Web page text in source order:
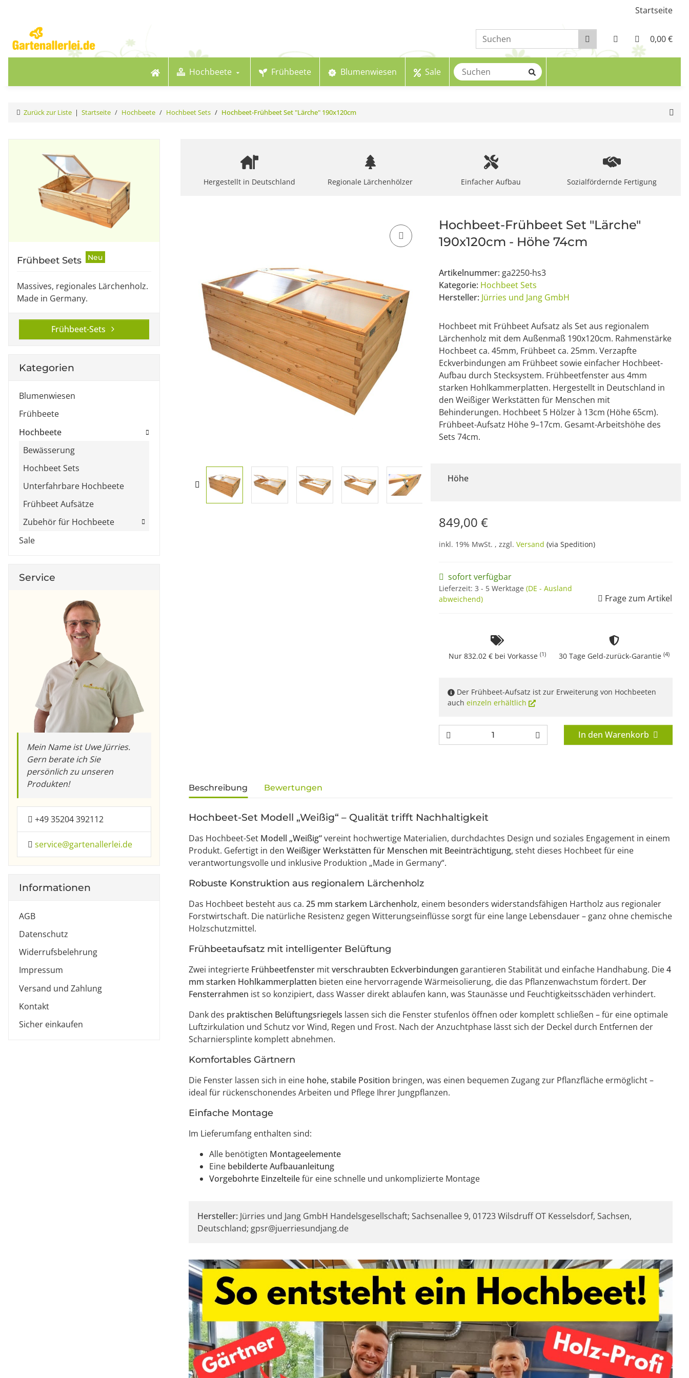
Startseite
0,00 €
Hochbeete Frühbeete Blumenwiesen Sale
Zurück zur Liste Startseite Hochbeete Hochbeet Sets Hochbeet-Frühbeet Set "Lärche" 190x120cm
Hergestellt in Deutschland Regionale Lärchenhölzer Einfacher Aufbau Sozialfördernde Fertigung
Hochbeet-Frühbeet Set "Lärche"
190x120cm - Höhe 74cm
Artikelnummer: ga2250-hs3
Kategorie: Hochbeet Sets
Hersteller: Jürries und Jang GmbH
Hochbeet mit Frühbeet Aufsatz als Set aus regionalem
Lärchenholz mit dem Außenmaß 190x120cm. Rahmenstärke
Hochbeet ca. 45mm, Frühbeet ca. 25mm. Verzapfte
Eckverbindungen am Frühbeet sowie einfacher Hochbeet-
Aufbau durch Stecksystem. Frühbeetfenster aus 4mm
starken Hohlkammerplatten. Hergestellt in Deutschland in
den Weißiger Werkstätten für Menschen mit
Behinderungen. Hochbeet 5 Hölzer à 13cm (Höhe 65cm).
Frühbeet-Aufsatz Höhe 9–17cm. Gesamt-Arbeitshöhe des
Sets 74cm.
Höhe
849,00 €
inkl. 19% MwSt. , zzgl. Versand (via Spedition)
sofort verfügbar
Lieferzeit: 3 - 5 Werktage (DE - Ausland
abweichend)
Frage zum Artikel
Nur 832.02 € bei Vorkasse (1) 30 Tage Geld-zurück-Garantie (4)
Der Frühbeet-Aufsatz ist zur Erweiterung von Hochbeeten
auch einzeln erhältlich
In den Warenkorb
weitere Registerkarten anzeigen
Beschreibung Bewertungen
Hochbeet-Set Modell „Weißig“ – Qualität trifft Nachhaltigkeit
Das Hochbeet-Set Modell „Weißig“vereint hochwertige Materialien, durchdachtes Design und soziales Engagement in einem
Produkt. Gefertigt in den Weißiger Werkstätten für Menschen mit Beeinträchtigung, steht dieses Hochbeet für eine
verantwortungsvolle und inklusive Produktion „Made in Germany“.
Robuste Konstruktion aus regionalem Lärchenholz
Das Hochbeet besteht aus ca. 25 mm starkem Lärchenholz, einem besonders widerstandsfähigen Hartholz aus regionaler
Forstwirtschaft. Die natürliche Resistenz gegen Witterungseinflüsse sorgt für eine lange Lebensdauer – ganz ohne chemische
Holzschutzmittel.
Frühbeetaufsatz mit intelligenter Belüftung
Zwei integrierte Frühbeetfenster mitverschraubten Eckverbindungen garantieren Stabilität und einfache Handhabung. Die4
mm starken Hohlkammerplatten bieten eine hervorragende Wärmeisolierung, die das Pflanzenwachstum fördert. Der
Fensterrahmen ist so konzipiert, dass Wasser direkt ablaufen kann, was Staunässe und Feuchtigkeitsschäden verhindert.
Dank des praktischen Belüftungsriegels lassen sich die Fenster stufenlos öffnen oder komplett schließen – für eine optimale
Luftzirkulation und Schutz vor Wind, Regen und Frost. Nach der Anzuchtphase lässt sich der Deckel durch Entfernen der
Scharniersplinte komplett abnehmen.
Komfortables Gärtnern
Die Fenster lassen sich in eine hohe, stabile Position bringen, was einen bequemen Zugang zur Pflanzfläche ermöglicht –
ideal für rückenschonendes Arbeiten und Pflege Ihrer Jungpflanzen.
Einfache Montage
Im Lieferumfang enthalten sind:
Alle benötigten Montageelemente
Eine bebilderte Aufbauanleitung
Vorgebohrte Einzelteilefür eine schnelle und unkomplizierte Montage
Hersteller: Jürries und Jang GmbH Handelsgesellschaft; Sachsenallee 9, 01723 Wilsdruff OT Kesselsdorf, Sachsen,
Deutschland; gpsr@juerriesundjang.de
Frühbeet Sets Neu
Massives, regionales Lärchenholz.
Made in Germany.
Frühbeet-Sets
Kategorien
Blumenwiesen
Frühbeete
Hochbeete
Bewässerung
Hochbeet Sets
Unterfahrbare Hochbeete
Frühbeet Aufsätze
Zubehör für Hochbeete
Sale
Service
Mein Name ist Uwe Jürries.
Gern berate ich Sie
persönlich zu unseren
Produkten!
+49 35204 392112
service@gartenallerlei.de
Informationen
AGB
Datenschutz
Widerrufsbelehrung
Impressum
Versand und Zahlung
Kontakt
Sicher einkaufen